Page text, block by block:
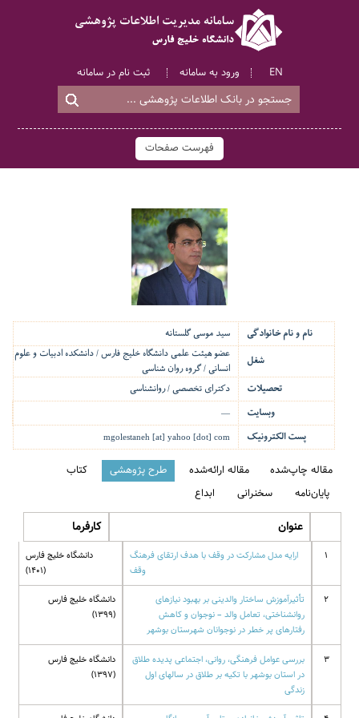
ثبت نام در سامانه ورود به سامانه EN
فهرست صفحات
نام و نام خانوادگی
سید موسی گلستانه
شغل
عضو هیئت علمی دانشگاه خلیج فارس / دانشکده ادبیات و علوم
انسانی / گروه روان شناسی
تحصیلات
دکترای تخصصی / روانشناسی
وبسایت
—
پست الکترونیک mgolestaneh [at] yahoo [dot] com
مقاله چاپ‌شده مقاله ارائه‌شده طرح پژوهشی
کتاب
پایان‌نامه
سخنرانی ابداع
عنوان کارفرما
1
ارایه مدل مشارکت در وقف با هدف ارتقای فرهنگ
وقف
دانشگاه خلیج فارس
(1401)
2
تأثیرآموزش ساختار والدینی بر بهبود نیازهای
روانشناختی، تعامل والد – نوجوان و کاهش
رفتارهای پر خطر در نوجوانان شهرستان بوشهر
دانشگاه خلیج فارس
(1399)
3
بررسی عوامل فرهنگی، روانی، اجتماعی پدیده طلاق
در استان بوشهر با تکیه بر طلاق در سالهای اول
زندگی
دانشگاه خلیج فارس
(1397)